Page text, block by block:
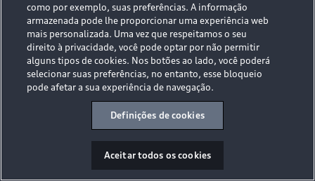
Audi Collection
Sala de Imprensa
Desacelere. Seu bem maior é a vida.
como por exemplo, suas preferências. A informação
armazenada pode lhe proporcionar uma experiência web
mais personalizada. Uma vez que respeitamos o seu
direito à privacidade, você pode optar por não permitir
alguns tipos de cookies. Nos botões ao lado, você poderá
selecionar suas preferências, no entanto, esse bloqueio
pode afetar a sua experiência de navegação.
Definições de cookies
Aceitar todos os cookies